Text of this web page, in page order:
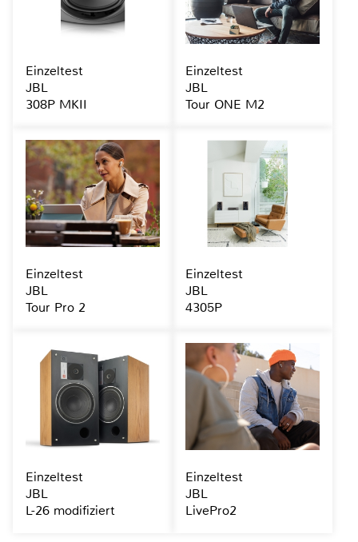
Einzeltest
JBL
308P MKII
Einzeltest
JBL
Tour ONE M2
Einzeltest
JBL
Tour Pro 2
Einzeltest
JBL
4305P
Einzeltest
JBL
L-26 modifiziert
Einzeltest
JBL
LivePro2